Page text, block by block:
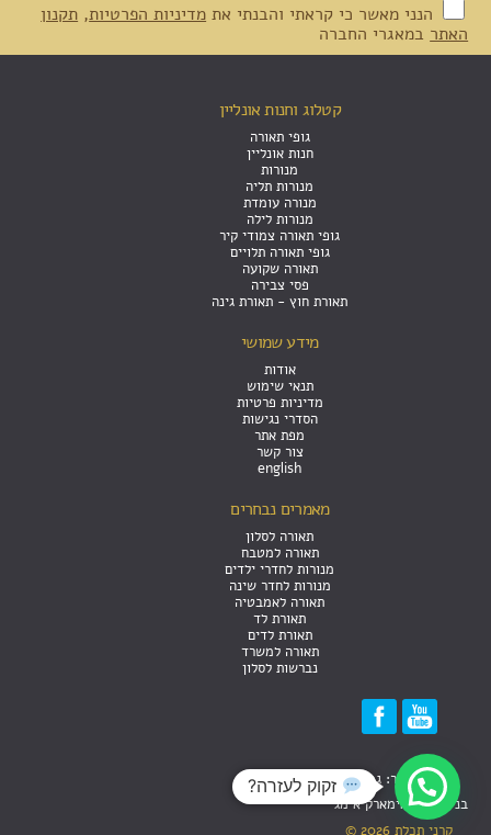
הנני מאשר כי קראתי והבנתי את מדיניות הפרטיות, תקנון
האתר במאגרי החברה
קטלוג וחנות אונליין
גופי תאורה
חנות אונליין
מנורות
מנורות תליה
מנורה עומדת
מנורות לילה
גופי תאורה צמודי קיר
גופי תאורה תלויים
תאורה שקועה
פסי צבירה
תאורת חוץ - תאורת גינה
מידע שמושי
אודות
תנאי שימוש
מדיניות פרטיות
הסדרי נגישות
מפת אתר
צור קשר
english
מאמרים נבחרים
תאורה לסלון
תאורה למטבח
מנורות לחדרי ילדים
מנורות לחדר שינה
תאורה לאמבטיה
תאורת לד
תאורת לדים
תאורה למשרד
נברשות לסלון
עיצוב האתר: גבריאל
בניית אתר אימארק אימג'
קרני תכלת 2026 ©
זקוק לעזרה?